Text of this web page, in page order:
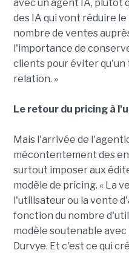
avec un agent IA, plutôt
des IA qui vont réduire
nombre de ventes
l'importance de
clients pour éviter qu'un
relation. »
Le retour du pricing à
Mais l'arrivée de
mécontentement des
surtout imposer aux
modèle de pricing. « La
l'utilisateur ou la vente
fonction du nombre
modèle soutenable
Durvye. Et c'est ce qui